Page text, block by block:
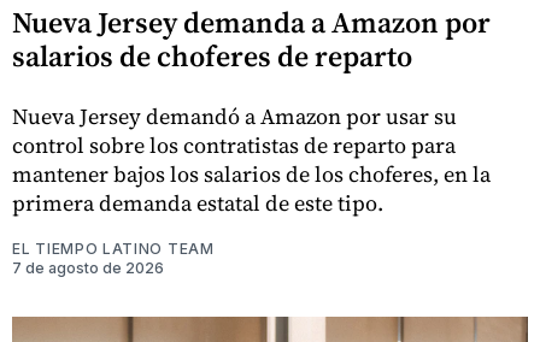
Nueva Jersey demanda a Amazon por
salarios de choferes de reparto
Nueva Jersey demandó a Amazon por usar su
control sobre los contratistas de reparto para
mantener bajos los salarios de los choferes, en la
primera demanda estatal de este tipo.
EL TIEMPO LATINO TEAM
7 de agosto de 2026